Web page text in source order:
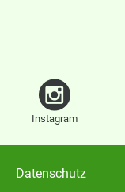
Instagram
Datenschutz